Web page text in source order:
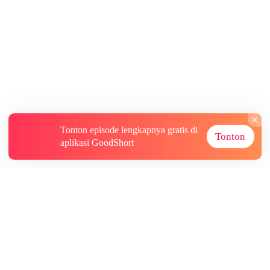
Tonton episode lengkapnya gratis di
aplikasi GoodShort
Tonton